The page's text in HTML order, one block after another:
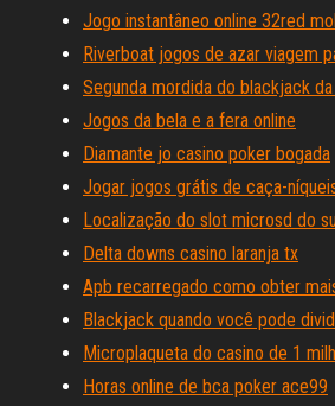
Jogo instantâneo online 32red
Riverboat jogos de azar viagem
Segunda mordida do blackjack
Jogos da bela e a fera online
Diamante jo casino poker bogada
Jogar jogos grátis de caça-
Localização do slot microsd do
Delta downs casino laranja tx
Apb recarregado como obter
Blackjack quando você pode
Microplaqueta do casino de 1
Horas online de bca poker ace99